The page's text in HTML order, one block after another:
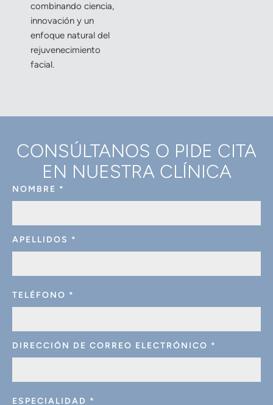
combinando ciencia,
innovación y un
enfoque natural del
rejuvenecimiento
facial.
CONSÚLTANOS O PIDE CITA
EN NUESTRA CLÍNICA
NOMBRE *
APELLIDOS *
TELÉFONO *
DIRECCIÓN DE CORREO ELECTRÓNICO *
ESPECIALIDAD *